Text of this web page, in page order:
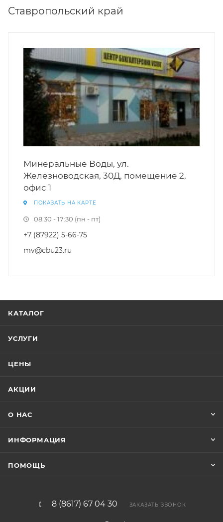
Ставропольский край
Минеральные Воды, ул.
Железноводская, 30Д, помещение 2,
офис 1
ПОКАЗАТЬ НА КАРТЕ
08:30 - 17:30 (пн - пт)
+7 (87922) 5-66-75
mv@cbu23.ru
КАТАЛОГ
УСЛУГИ
ЦЕНЫ
АКЦИИ
О НАС
ИНФОРМАЦИЯ
ПОМОЩЬ
8 (8617) 67 04 30 ЗАКАЗАТЬ ЗВОНОК